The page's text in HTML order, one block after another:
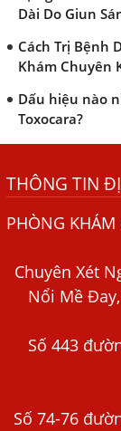
Dài Do Giun
Cách Trị Bệnh
Khám Chuyên
Dấu hiệu nào
Toxocara?
Bệnh Chàm Và
Dấu Hiệu
Bác sĩ
Nghiên Cứu
Xét Nghiệm
Người Đàn
Tháng Mới Tìm
THÔNG TIN
PHÒNG KHÁM
Chuyên Xét
Nổi Mề
Số 443
Số 74-76